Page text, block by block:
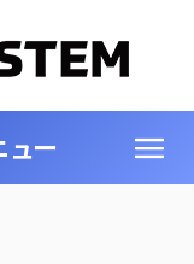
ュー
る